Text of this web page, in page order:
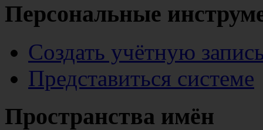
Персональные
Создать учётную
Представиться системе
Пространства имён